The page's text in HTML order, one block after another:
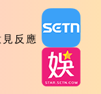
見反應